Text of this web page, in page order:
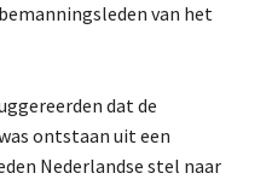
van het
dat de
ontstaan uit een
Nederlandse stel naar